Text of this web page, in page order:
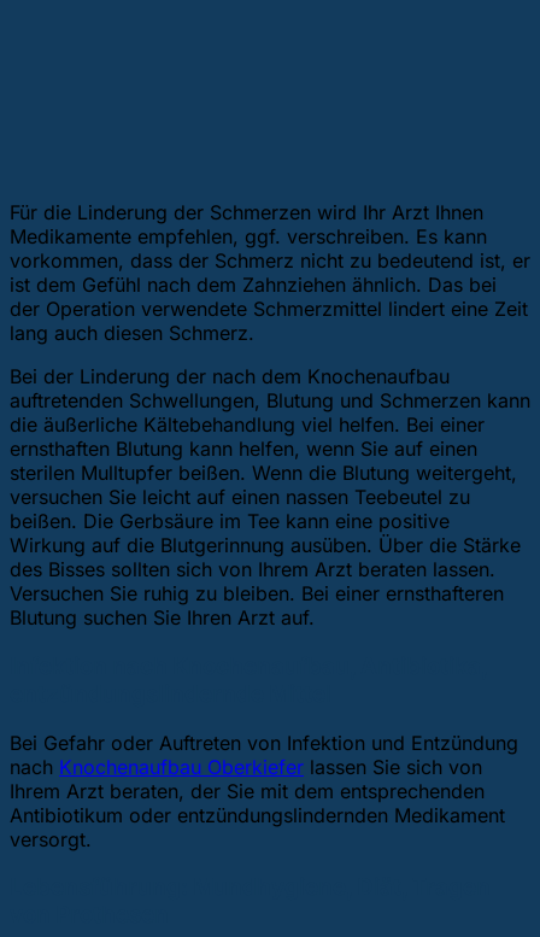
Für die Linderung der Schmerzen wird Ihr Arzt Ihnen
Medikamente empfehlen, ggf. verschreiben. Es kann
vorkommen, dass der Schmerz nicht zu bedeutend ist, er
ist dem Gefühl nach dem Zahnziehen ähnlich. Das bei
der Operation verwendete Schmerzmittel lindert eine Zeit
lang auch diesen Schmerz.
Bei der Linderung der nach dem Knochenaufbau
auftretenden Schwellungen, Blutung und Schmerzen kann
die äußerliche Kältebehandlung viel helfen. Bei einer
ernsthaften Blutung kann helfen, wenn Sie auf einen
sterilen Mulltupfer beißen. Wenn die Blutung weitergeht,
versuchen Sie leicht auf einen nassen Teebeutel zu
beißen. Die Gerbsäure im Tee kann eine positive
Wirkung auf die Blutgerinnung ausüben. Über die Stärke
des Bisses sollten sich von Ihrem Arzt beraten lassen.
Versuchen Sie ruhig zu bleiben. Bei einer ernsthafteren
Blutung suchen Sie Ihren Arzt auf.
Bei Gefahr oder Auftreten von Infektion und Entzündung
nach Knochenaufbau Oberkiefer lassen Sie sich von
Ihrem Arzt beraten, der Sie mit dem entsprechenden
Antibiotikum oder entzündungslindernden Medikament
versorgt.